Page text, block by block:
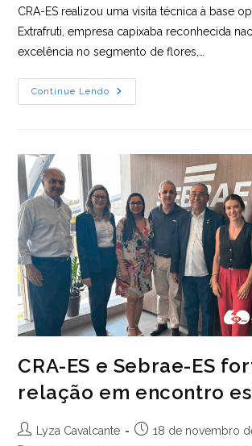
CRA-ES realizou uma visita técnica à base
Extrafruti, empresa capixaba reconhecida
excelência no segmento de flores,…
Continue Lendo
Extrafruti
Recebe
Técnica
CRA-ES e Sebrae-ES
relação em encontro
AutorLyza Cavalcante
Post18 de novembro